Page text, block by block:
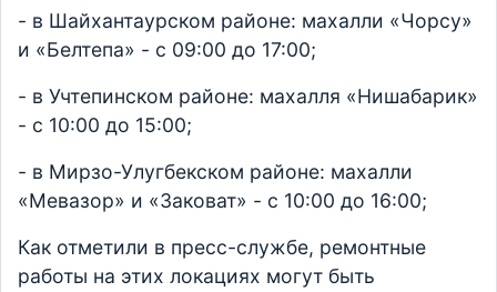
- в Шайхантаурском районе: махалли «Чорсу»
и «Белтепа» - с 09:00 до 17:00;
- в Учтепинском районе: махалля «Нишабарик»
- с 10:00 до 15:00;
- в Мирзо-Улугбекском районе: махалли
«Мевазор» и «Заковат» - с 10:00 до 16:00;
Как отметили в пресс-службе, ремонтные
работы на этих локациях могут быть